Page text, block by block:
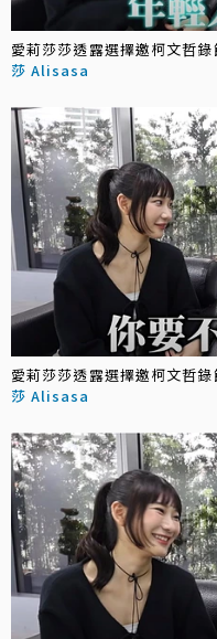
愛莉莎莎透露選擇邀柯文哲
莎 Alisasa
愛莉莎莎透露選擇邀柯文哲
莎 Alisasa